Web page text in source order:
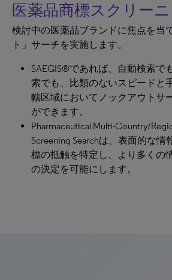
医薬品商標スクリー
検討中の医薬品ブランドに焦点を当
ト」サーチを実施します。
SAEGIS®であれば、自動検索で
索でも、比類のないスピードと
轄区域においてノックアウトサ
ができます。
Pharmaceutical Multi-Country/
Screening Searchは、表面的な
標の抵触を特定し、より多くの
の決定を可能にします。